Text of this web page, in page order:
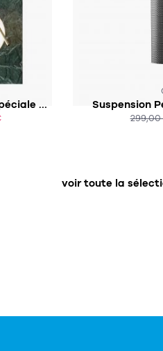
Suspension IC S3 - Édition spéciale anniversaire Suspension
voir toute la